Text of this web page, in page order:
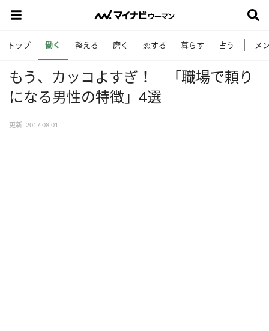
トップ 働く 整える 磨く 恋する 暮らす 占う メ
もう、カッコよすぎ！ 「職場で頼り
になる男性の特徴」4選
更新: 2017.08.01